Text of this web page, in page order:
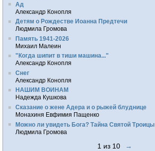
Ад
Александр Конопля
Детям о Рождестве Иоанна Предтечи
Людмила Громова
Память 1941-2026
Михаил Малеин
"Когда шипит в тиши машина..."
Александр Конопля
Снег
Александр Конопля
НАШИМ ВОИНАМ
Надежда Кушкова
Сказание о жене Адера и о рыжей блуднице
Монахиня Евфимия Пащенко
Можно ли увидеть Бога? Тайна Святой Троицы
Людмила Громова
1 из 10 →